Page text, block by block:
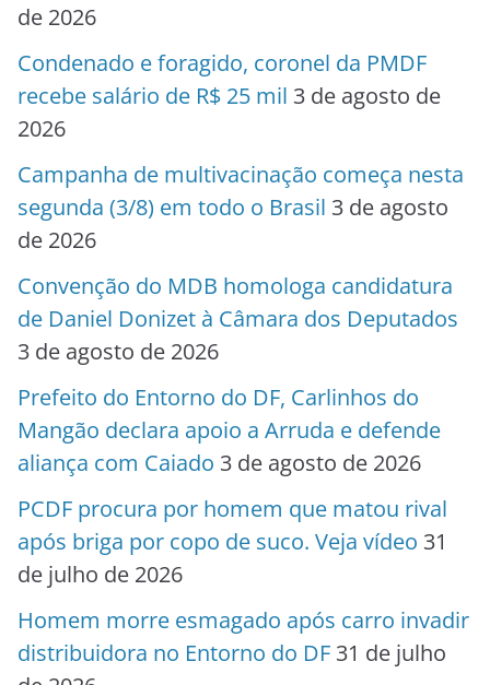
de 2026
Condenado e foragido, coronel da PMDF
recebe salário de R$ 25 mil 3 de agosto de
2026
Campanha de multivacinação começa nesta
segunda (3/8) em todo o Brasil 3 de agosto
de 2026
Convenção do MDB homologa candidatura
de Daniel Donizet à Câmara dos Deputados
3 de agosto de 2026
Prefeito do Entorno do DF, Carlinhos do
Mangão declara apoio a Arruda e defende
aliança com Caiado 3 de agosto de 2026
PCDF procura por homem que matou rival
após briga por copo de suco. Veja vídeo 31
de julho de 2026
Homem morre esmagado após carro invadir
distribuidora no Entorno do DF 31 de julho